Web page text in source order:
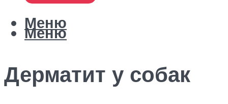
Меню
Меню
Дерматит у собак